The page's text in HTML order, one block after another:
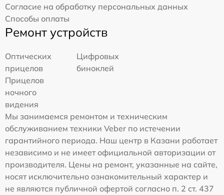
Согласие на обработку персональных данных
Способы оплаты
Ремонт устройств
Оптических
прицелов
Цифровых
биноклей
Прицелов
ночного
видения
Мы занимаемся ремонтом и техническим
обслуживанием техники Veber по истечении
гарантийного периода. Наш центр в Казани работает
независимо и не имеет официальной авторизации от
производителя. Цены на ремонт, указанные на сайте,
носят исключительно ознакомительный характер и
не являются публичной офертой согласно п. 2 ст. 437